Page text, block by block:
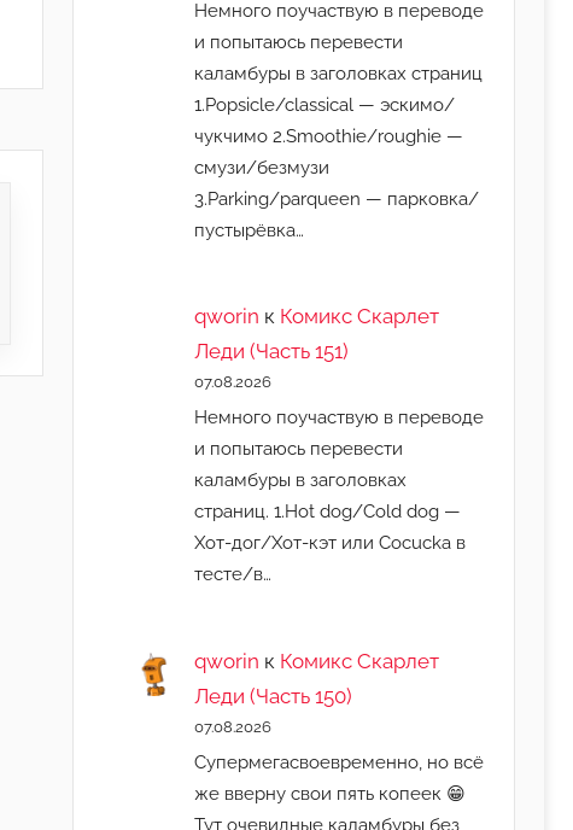
Немного поучаствую в переводе
и попытаюсь перевести
каламбуры в заголовках страниц
1.Popsicle/classical — эскимо/
чукчимо 2.Smoothie/roughie —
смузи/безмузи
3.Parking/parqueen — парковка/
пустырёвка…
qworin к Комикс Скарлет
Леди (Часть 151)
07.08.2026
Немного поучаствую в переводе
и попытаюсь перевести
каламбуры в заголовках
страниц. 1.Hot dog/Cold dog —
Хот-дог/Хот-кэт или Cocucka в
тесте/в…
qworin к Комикс Скарлет
Леди (Часть 150)
07.08.2026
Супермегасвоевременно, но всё
же вверну свои пять копеек 😁
Тут очевидные каламбуры без